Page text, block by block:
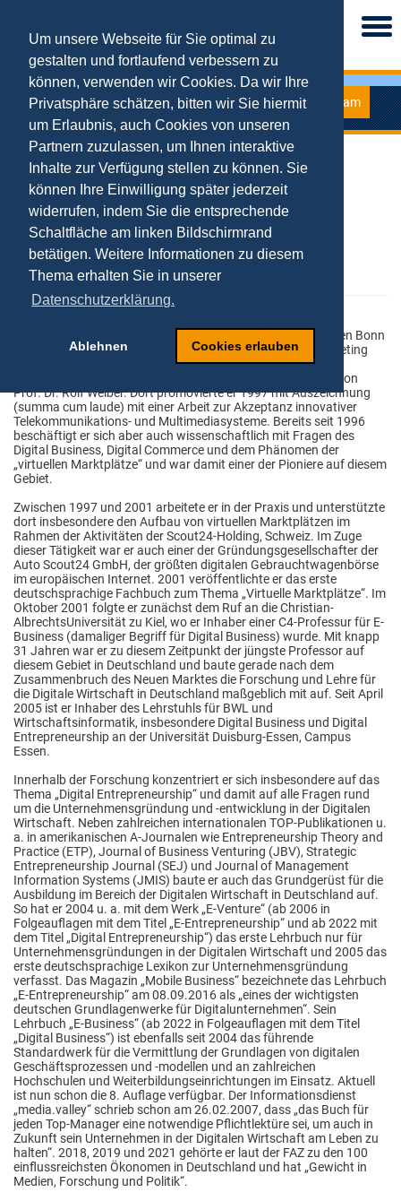
Um unsere Webseite für Sie optimal zu
gestalten und fortlaufend verbessern zu
können, verwenden wir Cookies. Da wir Ihre
Privatsphäre schätzen, bitten wir Sie hiermit
um Erlaubnis, auch Cookies von unseren
Partnern zuzulassen, um Ihnen interaktive
Inhalte zur Verfügung stellen zu können. Sie
können Ihre Einwilligung später jederzeit
widerrufen, indem Sie die entsprechende
Schaltfläche am linken Bildschirmrand
betätigen. Weitere Informationen zu diesem
Thema erhalten Sie in unserer
Datenschutzerklärung.
Ablehnen Cookies erlauben
Team
Univ.-Prof. Dr. Tobias Kollmann
Tel.: 0201 - 183 2884
Fax: 0201 - 183 2862
Kontaktformular
Raum: R09 R02 H27
Sprechstunde: montags, 14-15 Uhr
( Anmeldung per Mail erforderlich )
Univ.-Prof. Dr. Tobias Kollmann studierte an den Universitäten Bonn
und Trier Volkswirtschaftslehre mit dem Schwerpunkt Marketing
und wurde 1995 nach dem Abschluss zum Diplom-Volkswirt
wissenschaftlicher Mitarbeiter am Lehrstuhl für Marketing von
Prof. Dr. Rolf Weiber. Dort promovierte er 1997 mit Auszeichnung
(summa cum laude) mit einer Arbeit zur Akzeptanz innovativer
Telekommunikations- und Multimediasysteme. Bereits seit 1996
beschäftigt er sich aber auch wissenschaftlich mit Fragen des
Digital Business, Digital Commerce und dem Phänomen der
„virtuellen Marktplätze“ und war damit einer der Pioniere auf diesem
Gebiet.
Zwischen 1997 und 2001 arbeitete er in der Praxis und unterstützte
dort insbesondere den Aufbau von virtuellen Marktplätzen im
Rahmen der Aktivitäten der Scout24-Holding, Schweiz. Im Zuge
dieser Tätigkeit war er auch einer der Gründungsgesellschafter der
Auto Scout24 GmbH, der größten digitalen Gebrauchtwagenbörse
im europäischen Internet. 2001 veröffentlichte er das erste
deutschsprachige Fachbuch zum Thema „Virtuelle Marktplätze“. Im
Oktober 2001 folgte er zunächst dem Ruf an die Christian-
AlbrechtsUniversität zu Kiel, wo er Inhaber einer C4-Professur für E-
Business (damaliger Begriff für Digital Business) wurde. Mit knapp
31 Jahren war er zu diesem Zeitpunkt der jüngste Professor auf
diesem Gebiet in Deutschland und baute gerade nach dem
Zusammenbruch des Neuen Marktes die Forschung und Lehre für
die Digitale Wirtschaft in Deutschland maßgeblich mit auf. Seit April
2005 ist er Inhaber des Lehrstuhls für BWL und
Wirtschaftsinformatik, insbesondere Digital Business und Digital
Entrepreneurship an der Universität Duisburg-Essen, Campus
Essen.
Innerhalb der Forschung konzentriert er sich insbesondere auf das
Thema „Digital Entrepreneurship“ und damit auf alle Fragen rund
um die Unternehmensgründung und -entwicklung in der Digitalen
Wirtschaft. Neben zahlreichen internationalen TOP-Publikationen u.
a. in amerikanischen A-Journalen wie Entrepreneurship Theory and
Practice (ETP), Journal of Business Venturing (JBV), Strategic
Entrepreneurship Journal (SEJ) und Journal of Management
Information Systems (JMIS) baute er auch das Grundgerüst für die
Ausbildung im Bereich der Digitalen Wirtschaft in Deutschland auf.
So hat er 2004 u. a. mit dem Werk „E-Venture“ (ab 2006 in
Folgeauflagen mit dem Titel „E-Entrepreneurship“ und ab 2022 mit
dem Titel „Digital Entrepreneurship“) das erste Lehrbuch nur für
Unternehmensgründungen in der Digitalen Wirtschaft und 2005 das
erste deutschsprachige Lexikon zur Unternehmensgründung
verfasst. Das Magazin „Mobile Business“ bezeichnete das Lehrbuch
„E-Entrepreneurship“ am 08.09.2016 als „eines der wichtigsten
deutschen Grundlagenwerke für Digitalunternehmen“. Sein
Lehrbuch „E-Business“ (ab 2022 in Folgeauflagen mit dem Titel
„Digital Business“) ist ebenfalls seit 2004 das führende
Standardwerk für die Vermittlung der Grundlagen von digitalen
Geschäftsprozessen und -modellen und an zahlreichen
Hochschulen und Weiterbildungseinrichtungen im Einsatz. Aktuell
ist nun schon die 8. Auflage verfügbar. Der Informationsdienst
„media.valley“ schrieb schon am 26.02.2007, dass „das Buch für
jeden Top-Manager eine notwendige Pflichtlektüre sei, um auch in
Zukunft sein Unternehmen in der Digitalen Wirtschaft am Leben zu
halten“. 2018, 2019 und 2021 gehörte er laut der FAZ zu den 100
einflussreichsten Ökonomen in Deutschland und hat „Gewicht in
Medien, Forschung und Politik“.